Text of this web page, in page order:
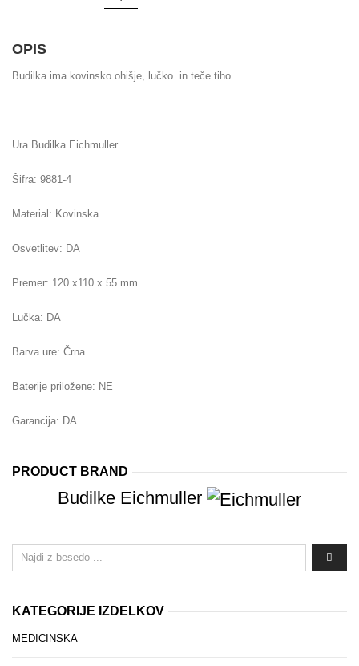
OPIS
Budilka ima kovinsko ohišje, lučko in teče tiho.
Ura Budilka Eichmuller
Šifra: 9881-4
Material: Kovinska
Osvetlitev: DA
Premer: 120 x110 x 55 mm
Lučka: DA
Barva ure: Črna
Baterije priložene: NE
Garancija: DA
PRODUCT BRAND
Budilke Eichmuller
KATEGORIJE IZDELKOV
MEDICINSKA